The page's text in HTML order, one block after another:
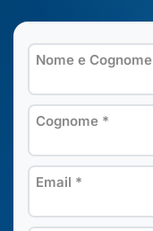
Nome e Cognome
Cognome *
Email *